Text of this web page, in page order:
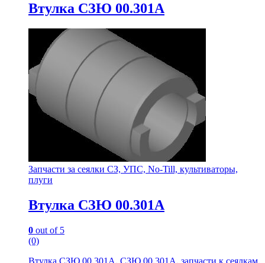
Втулка СЗЮ 00.301А
Запчасти за сеялки СЗ, УПС, No-Till, культиваторы,
плуги
Втулка СЗЮ 00.301А
0 out of 5
(0)